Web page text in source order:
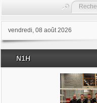
Les samedis du
Les stages
Documents
vendredi, 08 août 2026
N1H